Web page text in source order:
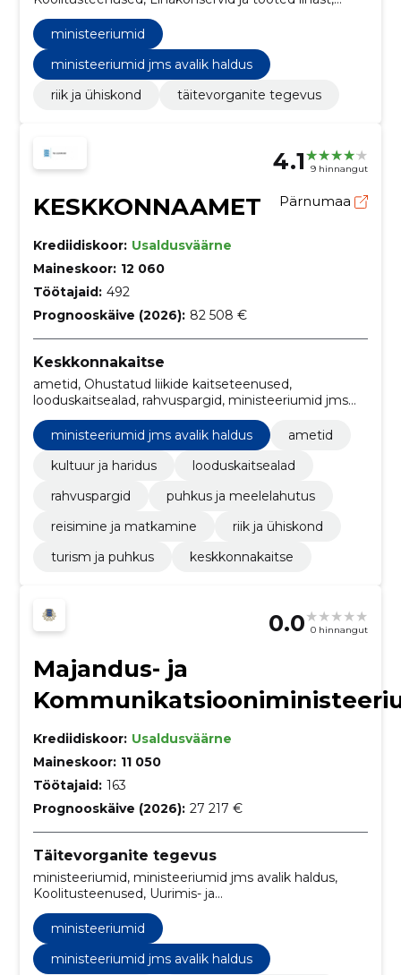
Töödeldud rosinad, Toiduõli, Piimapulber, Jahu ja
tangained, Kooritud riis, Kaerahelbed
ministeeriumid
ministeeriumid jms avalik haldus
riik ja ühiskond
täitevorganite tegevus
4.1 9 hinnangut
KESKKONNAAMET Pärnumaa
Krediidiskoor: Usaldusväärne
Maineskoor: 12 060
Töötajaid: 492
Prognooskäive (2026): 82 508 €
Keskkonnakaitse
ametid, Ohustatud liikide kaitseteenused,
looduskaitsealad, rahvuspargid, ministeeriumid jms
avalik haldus, Mitmesugused mittemetalsed
mineraaltooted, reisimine ja matkamine, Vähid, turism
ja puhkus, Loomakasvatus-, jahindus- ja
kalandustooted
ministeeriumid jms avalik haldus
ametid
kultuur ja haridus
looduskaitsealad
rahvuspargid
puhkus ja meelelahutus
reisimine ja matkamine
riik ja ühiskond
turism ja puhkus
keskkonnakaitse
0.0 0 hinnangut
Majandus- ja
Krediidiskoor: Usaldusväärne
Maineskoor: 11 050
Töötajaid: 163
Prognooskäive (2026): 27 217 €
Täitevorganite tegevus
ministeeriumid, ministeeriumid jms avalik haldus,
Koolitusteenused, Uurimis- ja
eksperimentaalarendustöö teenused, Infosüsteemid,
Serverid, Telefoni- ja andmeedastusteenused,
Uurimis- ja arendustöö planeerimine ning elluviimine,
Õhutranspordi regulaarteenused, Projekti ja kavandi
ministeeriumid
ministeeriumid jms avalik haldus